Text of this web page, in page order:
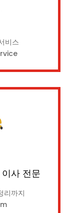
비스
사 전문
리까지